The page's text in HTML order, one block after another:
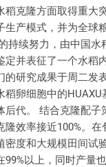
稻克隆方面取得重大
生产模式，并为全球
持续努力，由中国水
定并表征了一个水稻
的研究成果于周二发
稻卵细胞中的HUAXU
后代。 结合克隆配子
隆效率接近100%。
密度和大规模田间试
以上，同时产量